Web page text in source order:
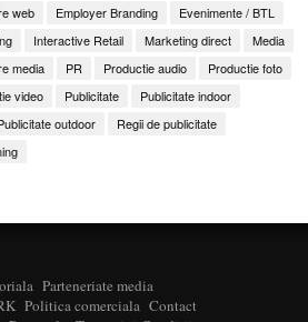
web Employer Branding
Evenimente / BTL
Interactive Retail Marketing direct
Media
media PR Productie audio
Productie foto
video Publicitate
Publicitate indoor
outdoor
Regii de publicitate
Parteneriate media
Politica comerciala Contact